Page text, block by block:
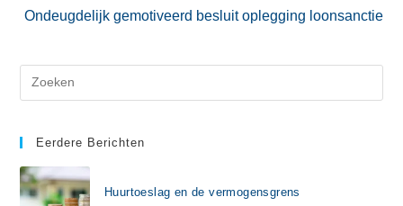
Ondeugdelijk gemotiveerd besluit oplegging loonsanctie
Eerdere Berichten
Huurtoeslag en de vermogensgrens